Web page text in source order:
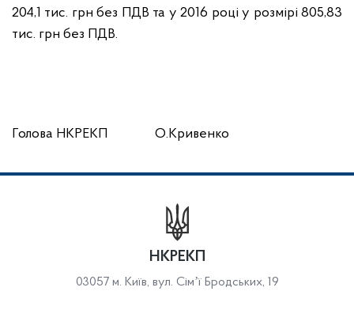
204,1 тис. грн без ПДВ та у 2016 році у розмірі 805,83
тис. грн без ПДВ.
Голова НКРЕКП О.Кривенко
НКРЕКП
03057 м. Київ, вул. Сімʼї Бродських, 19